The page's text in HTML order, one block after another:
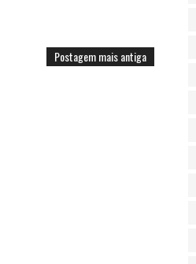
Postagem mais antiga